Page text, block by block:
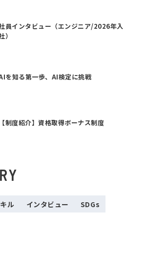
員インタビュー（エンジニア/2026年入
）
を知る第一歩、AI検定に挑戦
【制度紹介】資格取得ボーナス制度
ル インタビュー
SDGs